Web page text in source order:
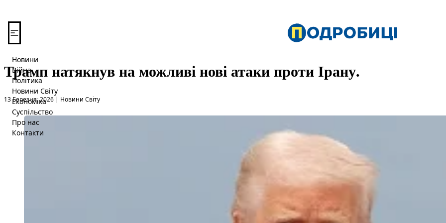
Новини
Війна
Політика
Новини Світу
Економіка
Суспільство
Про нас
Контакти
Трамп натякнув на можливі нові атаки проти Ірану.
13 Березня, 2026 |
Опубліковано вНовини Світу